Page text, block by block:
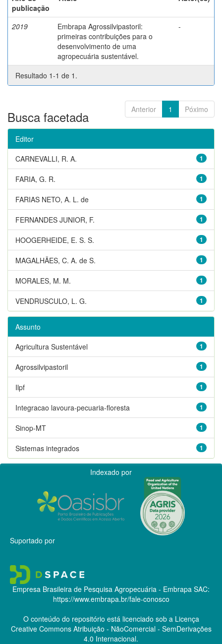
publicação
2019
Embrapa Agrossilvipastoril:
primeiras contribuições para o
desenvolvimento de uma
agropecuária sustentável.
-
Resultado 1-1 de 1.
Anterior 1 Póximo
Busca facetada
Editor
1
CARNEVALLI, R. A.
1
FARIA, G. R.
1
FARIAS NETO, A. L. de
1
FERNANDES JUNIOR, F.
1
HOOGERHEIDE, E. S. S.
1
MAGALHÃES, C. A. de S.
1
MORALES, M. M.
1
VENDRUSCULO, L. G.
Assunto
1
Agricultura Sustentável
1
Agrossilvipastoril
1
Ilpf
1
Integracao lavoura-pecuaria-floresta
1
Sinop-MT
1
Sistemas integrados
Indexado por
Suportado por
Empresa Brasileira de Pesquisa Agropecuária - Embrapa SAC:
https://www.embrapa.br/fale-conosco
O conteúdo do repositório está licenciado sob a Licença
Creative CommonsAtribuição - NãoComercial - SemDerivações
4.0 Internacional.